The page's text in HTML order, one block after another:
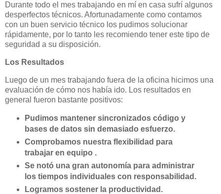
Durante todo el mes trabajando en mí en casa sufrí algunos
desperfectos técnicos. Afortunadamente como contamos
con un buen servicio técnico los pudimos solucionar
rápidamente, por lo tanto les recomiendo tener este tipo de
seguridad a su disposición.
Los Resultados
Luego de un mes trabajando fuera de la oficina hicimos una
evaluación de cómo nos había ido. Los resultados en
general fueron bastante positivos:
Pudimos mantener sincronizados código y
bases de datos sin demasiado esfuerzo.
Comprobamos nuestra flexibilidad para
trabajar en equipo .
Se notó una gran autonomía para administrar
los tiempos individuales con responsabilidad.
Logramos sostener la productividad.